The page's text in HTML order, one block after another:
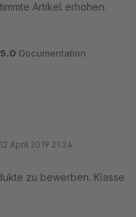
Artikel erhöhen.
5.0 Documentation
12 April 2019 21:24
zu bewerben. Klasse